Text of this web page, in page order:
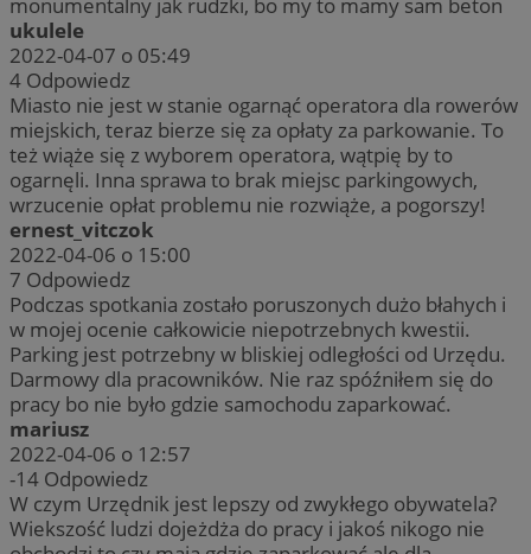
monumentalny jak rudzki, bo my to mamy sam beton
ukulele
2022-04-07 o 05:49
4 Odpowiedz
Miasto nie jest w stanie ogarnąć operatora dla rowerów
miejskich, teraz bierze się za opłaty za parkowanie. To
też wiąże się z wyborem operatora, wątpię by to
ogarnęli. Inna sprawa to brak miejsc parkingowych,
wrzucenie opłat problemu nie rozwiąże, a pogorszy!
ernest_vitczok
2022-04-06 o 15:00
7 Odpowiedz
Podczas spotkania zostało poruszonych dużo błahych i
w mojej ocenie całkowicie niepotrzebnych kwestii.
Parking jest potrzebny w bliskiej odległości od Urzędu.
Darmowy dla pracowników. Nie raz spóźniłem się do
pracy bo nie było gdzie samochodu zaparkować.
mariusz
2022-04-06 o 12:57
-14 Odpowiedz
W czym Urzędnik jest lepszy od zwykłego obywatela?
Wiekszość ludzi dojeżdża do pracy i jakoś nikogo nie